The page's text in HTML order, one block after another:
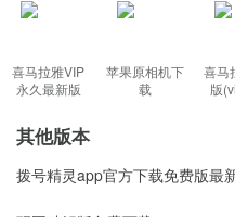
1、提供分辨率、码率、帧率等
2、支持音画同步录制电脑桌面
动
3、流畅录制各类视频教程，支
喜马拉雅VIP
永久最新版
苹果原相机下
载
喜马
版
其他版本
拨号精灵app官方下载免费版最